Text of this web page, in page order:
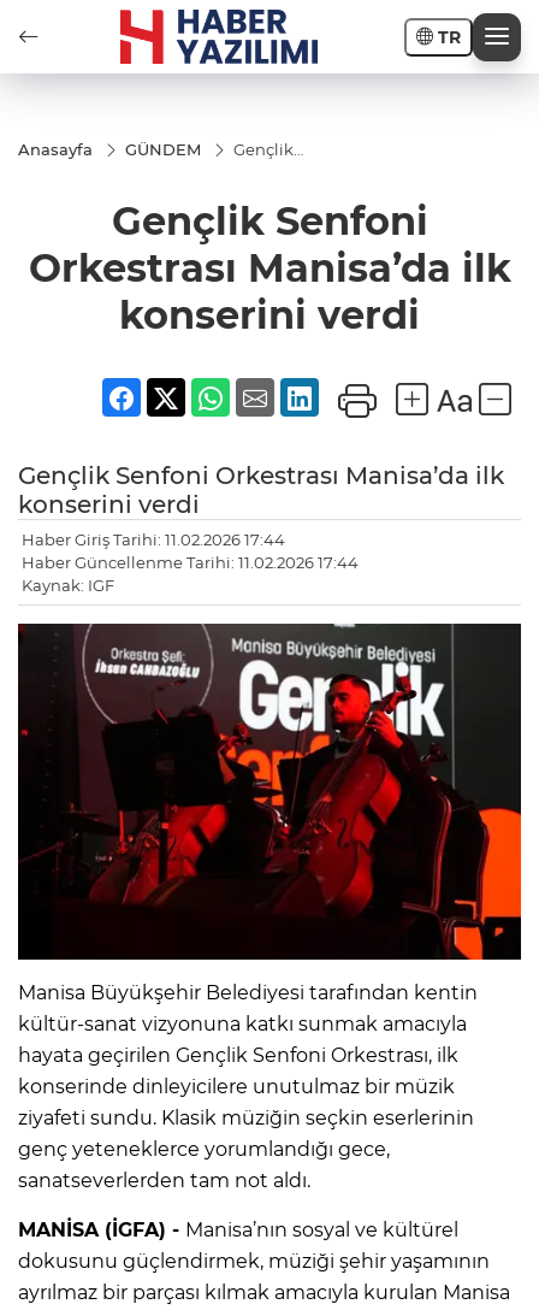
TR
Anasayfa GÜNDEM
Gençlik
Manisa’da
ilk
verdi
Gençlik Senfoni
Orkestrası Manisa’da ilk
konserini verdi
Gençlik Senfoni Orkestrası Manisa’da ilk
konserini verdi
Haber Giriş Tarihi: 11.02.2026 17:44
Haber Güncellenme Tarihi: 11.02.2026 17:44
Kaynak: IGF
Manisa Büyükşehir Belediyesi tarafından kentin
kültür-sanat vizyonuna katkı sunmak amacıyla
hayata geçirilen Gençlik Senfoni Orkestrası, ilk
konserinde dinleyicilere unutulmaz bir müzik
ziyafeti sundu. Klasik müziğin seçkin eserlerinin
genç yeteneklerce yorumlandığı gece,
sanatseverlerden tam not aldı.
MANİSA (İGFA) - Manisa’nın sosyal ve kültürel
dokusunu güçlendirmek, müziği şehir yaşamının
ayrılmaz bir parçası kılmak amacıyla kurulan Manisa